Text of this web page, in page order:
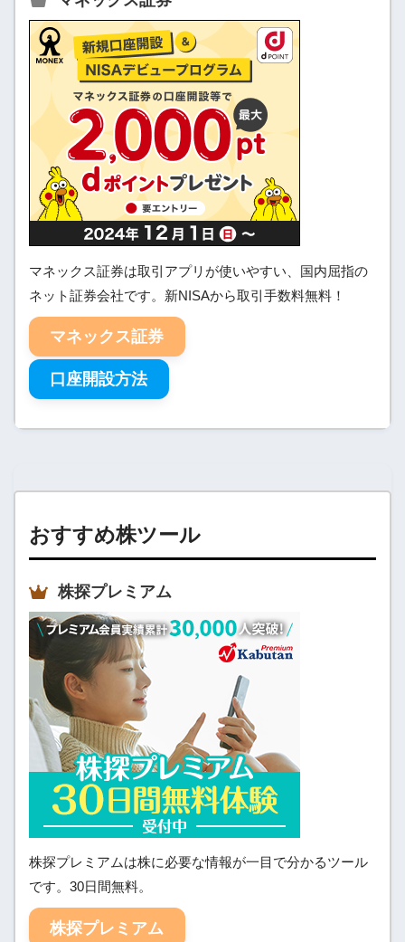
マネックス証券は取引アプリが使いやすい、国内屈指の
ネット証券会社です。新NISAから取引手数料無料！
マネックス証券
口座開設方法
おすすめ株ツール
株探プレミアム
株探プレミアムは株に必要な情報が一目で分かるツール
です。30日間無料。
株探プレミアム